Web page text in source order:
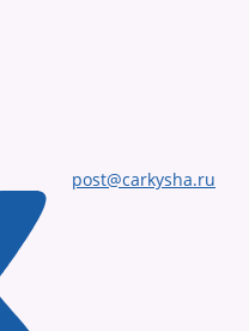
post@carkysha.ru